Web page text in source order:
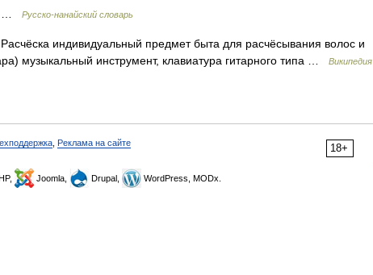
… Русско-нанайский словарь
индивидуальный предмет быта для расчёсывания волос и
музыкальный инструмент, клавиатура гитарного типа …
Википедия
18+
Реклама на сайте
Joomla, Drupal, WordPress, MODx.